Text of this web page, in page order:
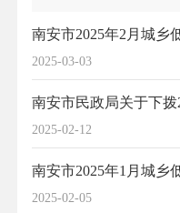
2025-03-03
南安市2025年2月城乡
2025-02-12
南安市民政局关于下拨2025年2月份城乡居民、城
2025-02-05
南安市2025年1月城乡